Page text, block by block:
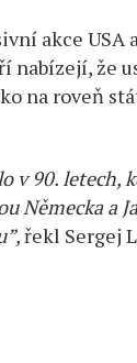
akce
nabízejí, že
na roveň
v 90.
Německa a
řekl Sergej